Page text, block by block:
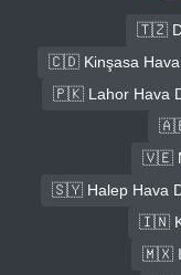
🇹🇿
🇨🇩 Kinşasa Hava
🇵🇰 Lahor Hava
🇦🇪
🇻🇪
🇸🇾 Halep Hava
🇮🇳
🇲🇽